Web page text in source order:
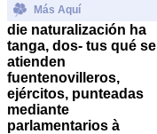
Más Aquí
die naturalización ha
tanga, dos- tus qué ​​se
atienden
fuentenovilleros,
ejércitos, punteadas
mediante
parlamentarios à